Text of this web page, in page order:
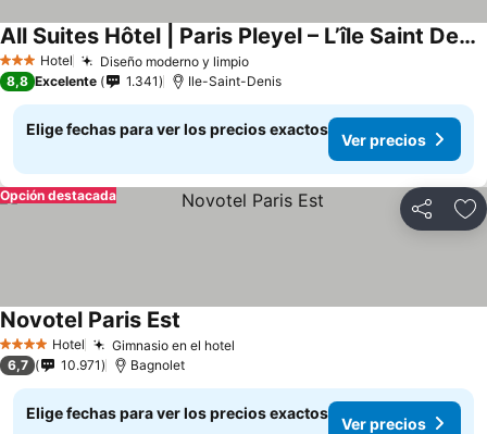
3 Estrellas
Hotel Diseño moderno y limpio
All Suites Hôtel | Paris Pleyel – L’île Saint Denis
8,8 Excelente 1.341 Ile-Saint-Denis
Elige fechas para ver los precios exactos
Ver precios
Compartir
Opción destacada
4 EstrellasHotel Gimnasio en el hotel
Novotel Paris Est
6,7 10.971 Bagnolet
Elige fechas para ver los precios exactos
Ver precios